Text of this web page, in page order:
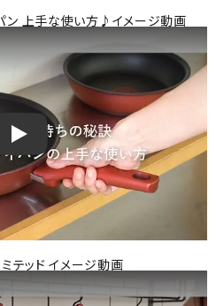
ン 上手な使い方♪イメージ動画
ティファール 取っ手付きフライパン
テッド イメージ動画